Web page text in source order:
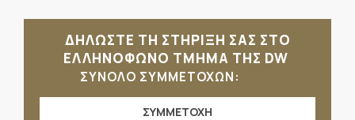
ΔΗΛΩΣΤΕ ΤΗ ΣΤΗΡΙΞΗ ΣΑΣ ΣΤΟ
ΕΛΛΗΝΟΦΩΝΟ ΤΜΗΜΑ ΤΗΣ DW
ΣΥΝΟΛΟ ΣΥΜΜΕΤΟΧΩΝ:
ΣΥΜΜΕΤΟΧΗ